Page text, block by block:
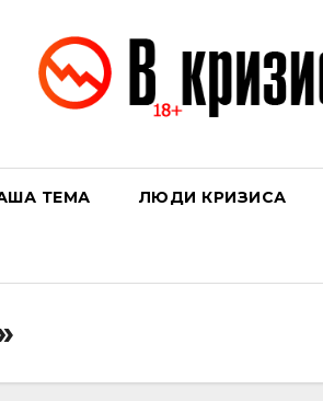
ТЕМА ЛЮДИ КРИЗИСА